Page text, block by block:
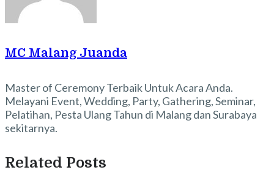
MC Malang Juanda
Master of Ceremony Terbaik Untuk Acara Anda.
Melayani Event, Wedding, Party, Gathering, Seminar,
Pelatihan, Pesta Ulang Tahun di Malang dan Surabaya
sekitarnya.
Related Posts